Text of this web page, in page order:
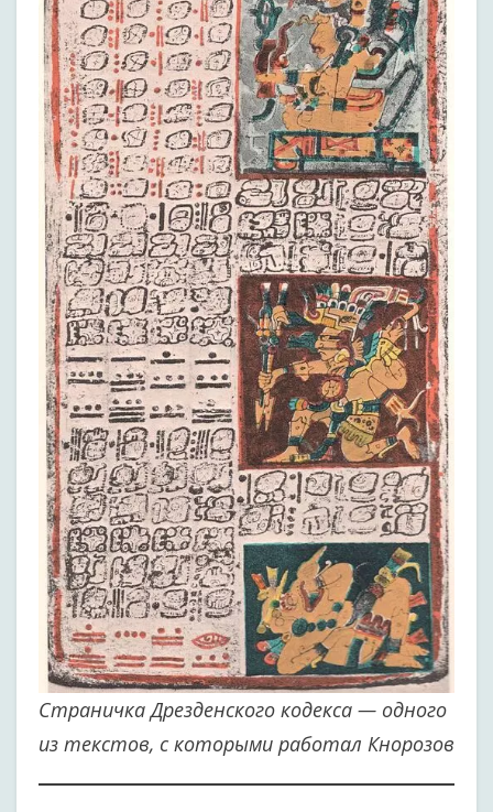
Страничка Дрезденского кодекса — одного
из текстов, с которыми работал Кнорозов